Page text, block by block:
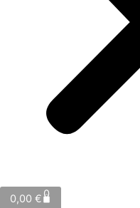
0,00 €0
Cart